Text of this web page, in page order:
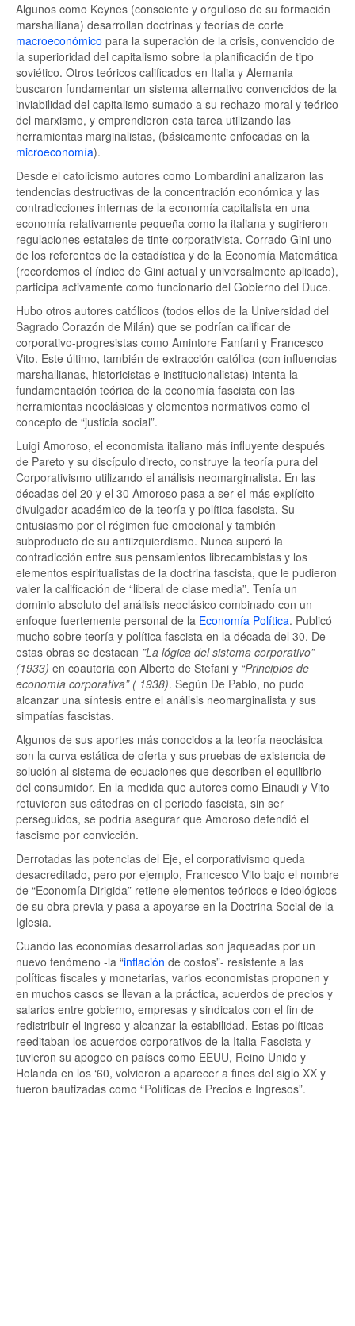
Algunos como Keynes (consciente y orgulloso de su formación
marshalliana) desarrollan doctrinas y teorías de corte
macroeconómico para la superación de la crisis, convencido de
la superioridad del capitalismo sobre la planificación de tipo
soviético. Otros teóricos calificados en Italia y Alemania
buscaron fundamentar un sistema alternativo convencidos de la
inviabilidad del capitalismo sumado a su rechazo moral y teórico
del marxismo, y emprendieron esta tarea utilizando las
herramientas marginalistas, (básicamente enfocadas en la
microeconomía).
Desde el catolicismo autores como Lombardini analizaron las
tendencias destructivas de la concentración económica y las
contradicciones internas de la economía capitalista en una
economía relativamente pequeña como la italiana y sugirieron
regulaciones estatales de tinte corporativista. Corrado Gini uno
de los referentes de la estadística y de la Economía Matemática
(recordemos el índice de Gini actual y universalmente aplicado),
participa activamente como funcionario del Gobierno del Duce.
Hubo otros autores católicos (todos ellos de la Universidad del
Sagrado Corazón de Milán) que se podrían calificar de
corporativo-progresistas como Amintore Fanfani y Francesco
Vito. Este último, también de extracción católica (con influencias
marshallianas, historicistas e institucionalistas) intenta la
fundamentación teórica de la economía fascista con las
herramientas neoclásicas y elementos normativos como el
concepto de “justicia social”.
Luigi Amoroso, el economista italiano más influyente después
de Pareto y su discípulo directo, construye la teoría pura del
Corporativismo utilizando el análisis neomarginalista. En las
décadas del 20 y el 30 Amoroso pasa a ser el más explícito
divulgador académico de la teoría y política fascista. Su
entusiasmo por el régimen fue emocional y también
subproducto de su antiizquierdismo. Nunca superó la
contradicción entre sus pensamientos librecambistas y los
elementos espiritualistas de la doctrina fascista, que le pudieron
valer la calificación de “liberal de clase media”. Tenía un
dominio absoluto del análisis neoclásico combinado con un
enfoque fuertemente personal de la Economía Política. Publicó
mucho sobre teoría y política fascista en la década del 30. De
estas obras se destacan ”La lógica del sistema corporativo”
(1933) en coautoria con Alberto de Stefani y “Principios de
economía corporativa” ( 1938). Según De Pablo, no pudo
alcanzar una síntesis entre el análisis neomarginalista y sus
simpatías fascistas.
Algunos de sus aportes más conocidos a la teoría neoclásica
son la curva estática de oferta y sus pruebas de existencia de
solución al sistema de ecuaciones que describen el equilibrio
del consumidor. En la medida que autores como Einaudi y Vito
retuvieron sus cátedras en el periodo fascista, sin ser
perseguidos, se podría asegurar que Amoroso defendió el
fascismo por convicción.
Derrotadas las potencias del Eje, el corporativismo queda
desacreditado, pero por ejemplo, Francesco Vito bajo el nombre
de “Economía Dirigida” retiene elementos teóricos e ideológicos
de su obra previa y pasa a apoyarse en la Doctrina Social de la
Iglesia.
Cuando las economías desarrolladas son jaqueadas por un
nuevo fenómeno -la “inflación de costos”- resistente a las
políticas fiscales y monetarias, varios economistas proponen y
en muchos casos se llevan a la práctica, acuerdos de precios y
salarios entre gobierno, empresas y sindicatos con el fin de
redistribuir el ingreso y alcanzar la estabilidad. Estas políticas
reeditaban los acuerdos corporativos de la Italia Fascista y
tuvieron su apogeo en países como EEUU, Reino Unido y
Holanda en los ‘60, volvieron a aparecer a fines del siglo XX y
fueron bautizadas como “Políticas de Precios e Ingresos”.